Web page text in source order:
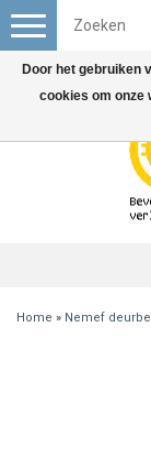
Toggle
navigation
Home » Nemef
Door het gebruiken
cookies om onze